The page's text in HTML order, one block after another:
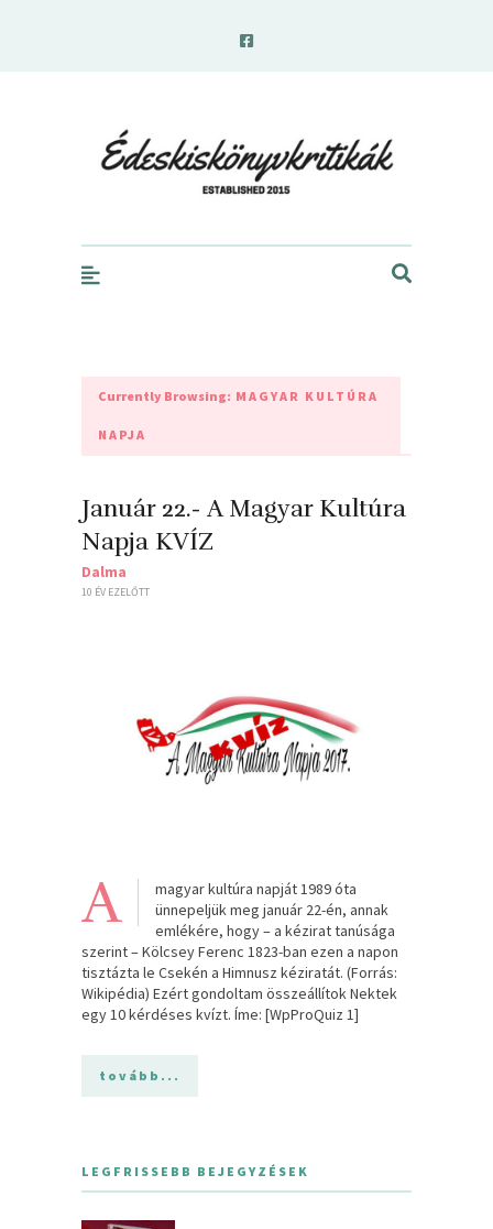
Currently Browsing: MAGYAR KULTÚRA
NAPJA
Január 22.- A Magyar Kultúra
Napja KVÍZ
Dalma
10 ÉV EZELŐTT
A
magyar kultúra napját 1989 óta
ünnepeljük meg január 22-én, annak
emlékére, hogy – a kézirat tanúsága
szerint – Kölcsey Ferenc 1823-ban ezen a napon
tisztázta le Csekén a Himnusz kéziratát. (Forrás:
Wikipédia) Ezért gondoltam összeállítok Nektek
egy 10 kérdéses kvízt. Íme: [WpProQuiz 1]
tovább...
LEGFRISSEBB BEJEGYZÉSEK